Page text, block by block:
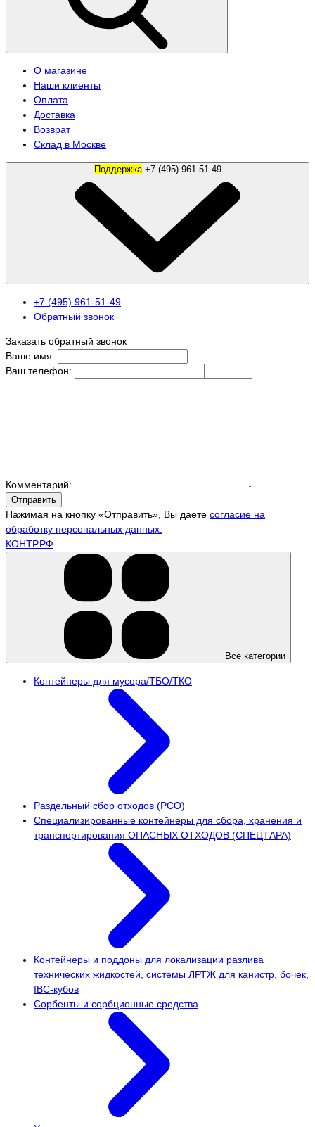
О магазине
Наши клиенты
Оплата
Доставка
Возврат
Склад в Москве
Поддержка +7 (495) 961-51-49
+7 (495) 961-51-49
Обратный звонок
Заказать обратный звонок
Ваше имя:
Ваш телефон:
Комментарий:
Отправить
Нажимая на кнопку «Отправить», Вы даете согласие на
обработку персональных данных.
КОНТР.РФ
Все категории
Контейнеры для мусора/ТБО/ТКО
Раздельный сбор отходов (РСО)
Специализированные контейнеры для сбора, хранения и
транспортирования ОПАСНЫХ ОТХОДОВ (СПЕЦТАРА)
Контейнеры и поддоны для локализации разлива
технических жидкостей, системы ЛРТЖ для канистр, бочек,
IBC-кубов
Сорбенты и сорбционные средства